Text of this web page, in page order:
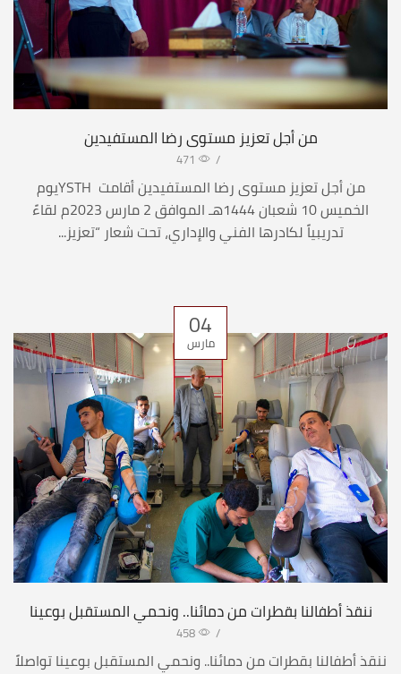
من أجل تعزيز مستوى رضا المستفيدين
/
471
من أجل تعزيز مستوى رضا المستفيدين أقامت YSTHيوم
الخميس 10 شعبان 1444هـ الموافق 2 مارس 2023م لقاءً
تدريبياً لكادرها الفني والإداري، تحت شعار “تعزيز...
04
مارس
ننقذ أطفالنا بقطرات من دمائنا.. ونحمي المستقبل بوعينا
/
458
ننقذ أطفالنا بقطرات من دمائنا.. ونحمي المستقبل بوعينا تواصلاً